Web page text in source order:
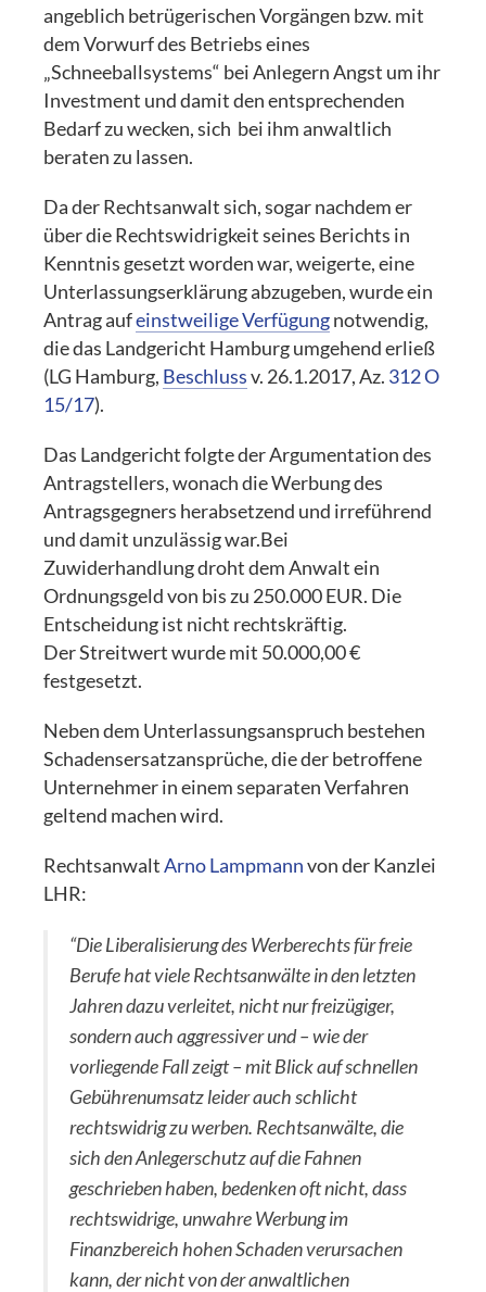
angeblich betrügerischen Vorgängen bzw. mit
dem Vorwurf des Betriebs eines
„Schneeballsystems“ bei Anlegern Angst um ihr
Investment und damit den entsprechenden
Bedarf zu wecken, sich bei ihm anwaltlich
beraten zu lassen.
Da der Rechtsanwalt sich, sogar nachdem er
über die Rechtswidrigkeit seines Berichts in
Kenntnis gesetzt worden war, weigerte, eine
Unterlassungserklärung abzugeben, wurde ein
Antrag aufeinstweilige Verfügungnotwendig,
die das Landgericht Hamburg umgehend erließ
(LG Hamburg, Beschlussv. 26.1.2017, Az. 312 O
15/17).
Das Landgericht folgte der Argumentation des
Antragstellers, wonach die Werbung des
Antragsgegners herabsetzend und irreführend
und damit unzulässig war.Bei
Zuwiderhandlung droht dem Anwalt ein
Ordnungsgeld von bis zu 250.000 EUR. Die
Entscheidung ist nicht rechtskräftig.
Der Streitwert wurde mit 50.000,00 €
festgesetzt.
Neben dem Unterlassungsanspruch bestehen
Schadensersatzansprüche, die der betroffene
Unternehmer in einem separaten Verfahren
geltend machen wird.
RechtsanwaltArno Lampmannvon der Kanzlei
LHR:
“Die Liberalisierung des Werberechts für freie
Berufe hat viele Rechtsanwälte in den letzten
Jahren dazu verleitet, nicht nur freizügiger,
sondern auch aggressiver und – wie der
vorliegende Fall zeigt – mit Blick auf schnellen
Gebührenumsatz leider auch schlicht
rechtswidrig zu werben. Rechtsanwälte, die
sich den Anlegerschutz auf die Fahnen
geschrieben haben, bedenken oft nicht, dass
rechtswidrige, unwahre Werbung im
Finanzbereich hohen Schaden verursachen
kann, der nicht von der anwaltlichen